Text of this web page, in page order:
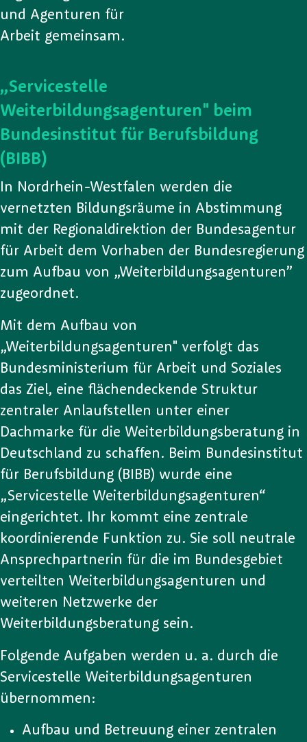
und Agenturen für
Arbeit gemeinsam.
„Servicestelle
Weiterbildungsagenturen" beim
Bundesinstitut für Berufsbildung
(BIBB)
In Nordrhein-Westfalen werden die
vernetzten Bildungsräume in Abstimmung
mit der Regionaldirektion der Bundesagentur
für Arbeit dem Vorhaben der Bundesregierung
zum Aufbau von „Weiterbildungsagenturen”
zugeordnet.
Mit dem Aufbau von
„Weiterbildungsagenturen" verfolgt das
Bundesministerium für Arbeit und Soziales
das Ziel, eine flächendeckende Struktur
zentraler Anlaufstellen unter einer
Dachmarke für die Weiterbildungsberatung in
Deutschland zu schaffen. Beim Bundesinstitut
für Berufsbildung (BIBB) wurde eine
„Servicestelle Weiterbildungsagenturen“
eingerichtet. Ihr kommt eine zentrale
koordinierende Funktion zu. Sie soll neutrale
Ansprechpartnerin für die im Bundesgebiet
verteilten Weiterbildungsagenturen und
weiteren Netzwerke der
Weiterbildungsberatung sein.
Folgende Aufgaben werden u. a. durch die
Servicestelle Weiterbildungsagenturen
übernommen:
Aufbau und Betreuung einer zentralen